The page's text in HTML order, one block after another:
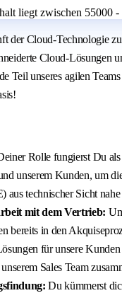
liegt zwischen 55000 -
der Cloud-Technologie
Cloud-Lösungen
Teil unseres agilen Teams
Rolle fungierst Du
unserem Kunden, um
aus technischer Sicht
mit dem Vertrieb:
bereits in den
für unsere
Sales Team
Du kümmerst